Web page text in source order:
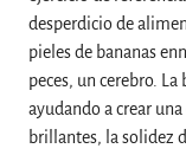
desperdicio de
pieles de bananas
peces, un cerebro.
ayudando a crear
brillantes, la solidez